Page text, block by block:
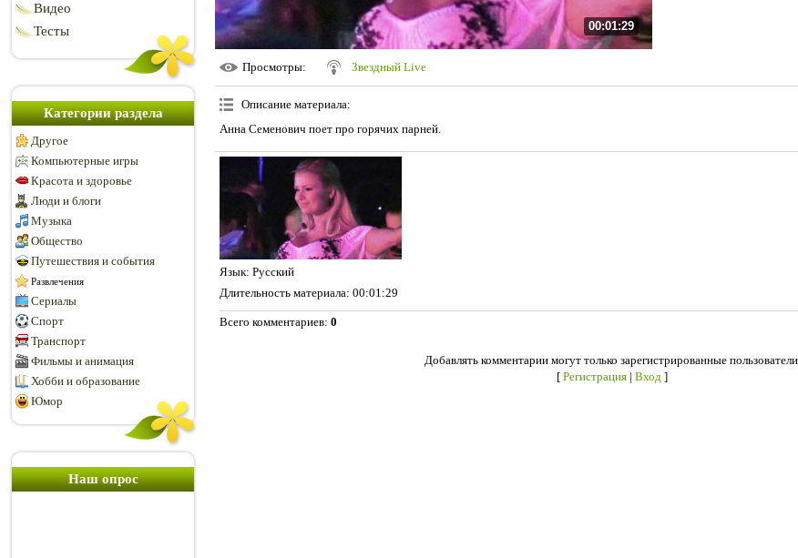
Видео
Тесты
Категории раздела
Другое
Компьютерные игры
Красота и здоровье
Люди и блоги
Музыка
Общество
Путешествия и события
Развлечения
Сериалы
Спорт
Транспорт
Фильмы и анимация
Хобби и образование
Юмор
Наш опрос
00:01:29
Просмотры: Звездный Live
Описание материала:
Анна Семенович поет про горячих парней.
Язык: Русский
Длительность материала: 00:01:29
Всего комментариев: 0
Добавлять комментарии могут только зарегистрированные пользователи.
[ Регистрация | Вход ]